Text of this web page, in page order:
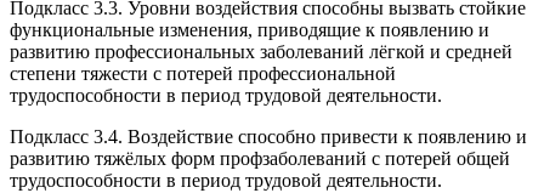
Подкласс 3.3. Уровни воздействия способны вызвать стойкие
функциональные изменения, приводящие к появлению и
развитию профессиональных заболеваний лёгкой и средней
степени тяжести с потерей профессиональной
трудоспособности в период трудовой деятельности.
Подкласс 3.4. Воздействие способно привести к появлению и
развитию тяжёлых форм профзаболеваний с потерей общей
трудоспособности в период трудовой деятельности.